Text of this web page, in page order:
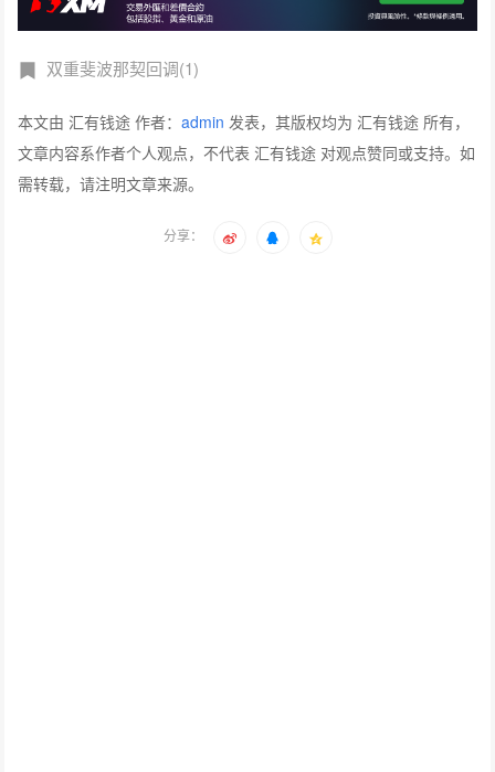
双重斐波那契回调(1)
本文由 汇有钱途 作者：admin 发表，其版权均为 汇有钱途 所有，
文章内容系作者个人观点，不代表 汇有钱途 对观点赞同或支持。如
需转载，请注明文章来源。
分享：